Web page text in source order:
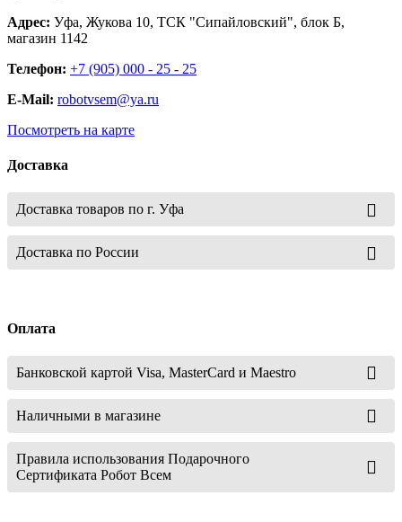
Адрес: Уфа, Жукова 10, ТСК "Сипайловский", блок Б,
магазин 1142
Телефон: +7 (905) 000 - 25 - 25
E-Mail: robotvsem@ya.ru
Посмотреть на карте
Доставка
Доставка товаров по г. Уфа
Доставка по России
Оплата
Банковской картой Visa, MasterCard и Maestro
Наличными в магазине
Правила использования Подарочного
Сертификата Робот Всем